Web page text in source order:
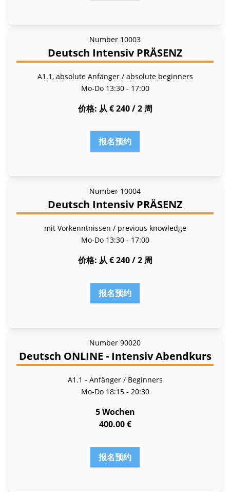
Number 10003
Deutsch Intensiv PRÄSENZ
A1.1, absolute Anfänger / absolute beginners
Mo-Do 13:30 - 17:00
价格 从 € 240 / 2 周
报名预约
Number 10004
Deutsch Intensiv PRÄSENZ
mit Vorkenntnissen / previous knowledge
Mo-Do 13:30 - 17:00
价格 从 € 240 / 2 周
报名预约
Number 90020
Deutsch ONLINE - Intensiv Abendkurs
A1.1 - Anfänger / Beginners
Mo-Do 18:15 - 20:30
5 Wochen
400.00 €
报名预约